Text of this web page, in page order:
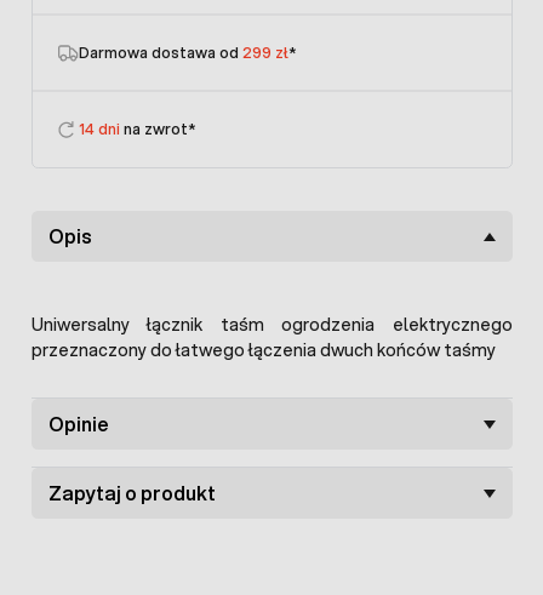
Darmowa dostawa od 299 zł*
14 dni na zwrot*
Opis
Uniwersalny łącznik taśm ogrodzenia elektrycznego
przeznaczony do łatwego łączenia dwuch końców taśmy
Opinie
Zapytaj o produkt